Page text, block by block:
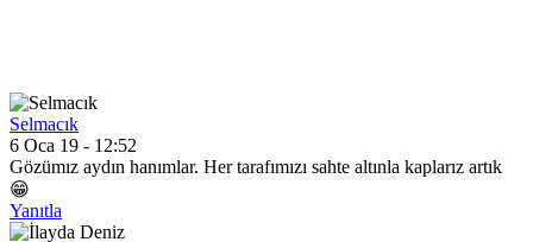
Selmacık
6 Oca 19 - 12:52
Gözümız aydın hanımlar. Her tarafımızı sahte altınla kaplarız artık
😁
Yanıtla